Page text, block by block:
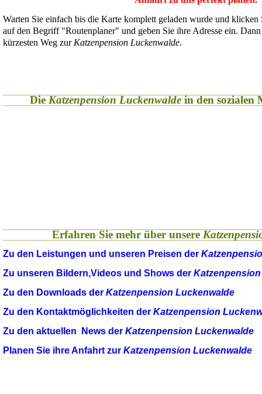
Warten Sie einfach bis die Karte komplett geladen wurde und
auf den Begriff "Routenplaner" und geben Sie ihre Adresse ein.
kürzesten Weg zur Katzenpension Luckenwalde.
Die Katzenpension Luckenwaldein den sozialen
Erfahren Sie mehr über unsere
Zu den Leistungen und unseren Preisen der
Zu unseren Bildern,Videos und Shows der
Zu den Downloads der Katzenpension Luckenwalde
Zu den Kontaktmöglichkeiten der Katzenpension
Zu den aktuellen News der Katzenpension Luckenwalde
Planen Sie ihre Anfahrt zur Katzenpension Luckenwalde